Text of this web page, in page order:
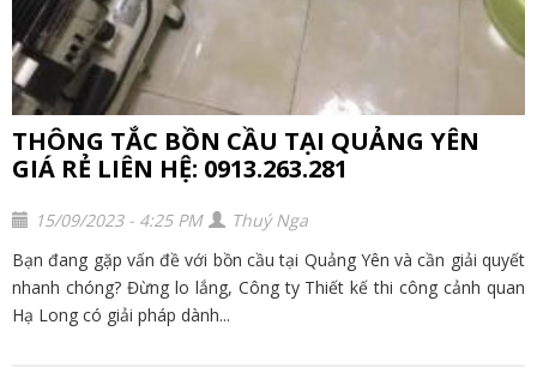
THÔNG TẮC BỒN CẦU TẠI QUẢNG YÊN
GIÁ RẺ LIÊN HỆ: 0913.263.281
15/09/2023 - 4:25 PM
Thuý Nga
Bạn đang gặp vấn đề với bồn cầu tại Quảng Yên và cần giải quyết
nhanh chóng? Đừng lo lắng, Công ty Thiết kế thi công cảnh quan
Hạ Long có giải pháp dành...